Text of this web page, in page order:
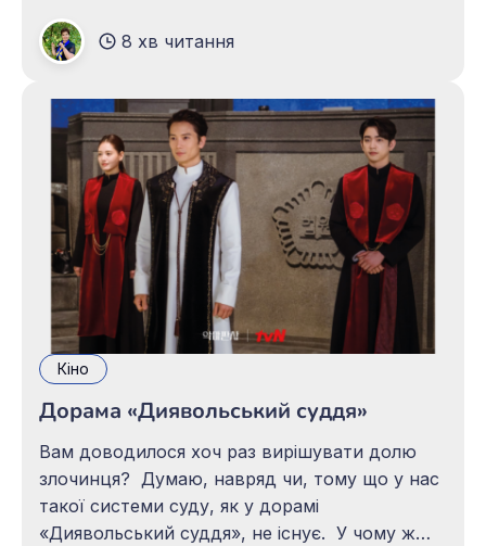
Тараса Шевченка. Автор сценарію – Павло
Мовчан, письменник, лауреат
Шевченківської премії, голова Правління ГО
ВУТ «Просвіта» ім. Т. Шевченка. Режисер
Дмитро Ломачук – український кінорежисер,
Голова правління Об'єднання
кінематографістів
8 хв читання
Кіно
Дорама «Диявольський суддя»
Вам доводилося хоч раз вирішувати долю
злочинця? Думаю, навряд чи, тому що у нас
такої системи суду, як у дорамі
«Диявольський суддя», не існує. У чому ж